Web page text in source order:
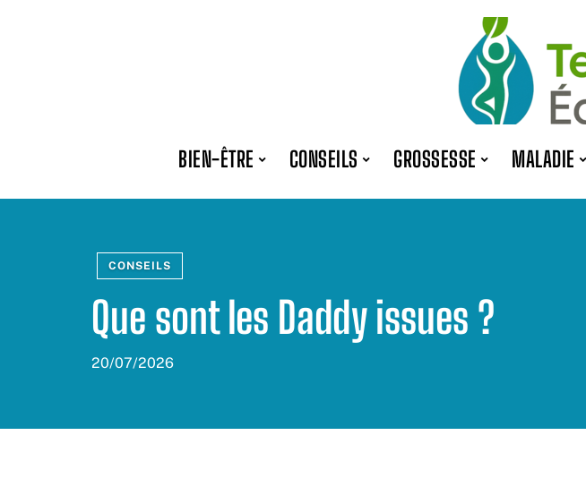
BIEN-ÊTRE CONSEILS GROSSESSE MALADIE
CONSEILS
Que sont les Daddy issues ?
20/07/2026